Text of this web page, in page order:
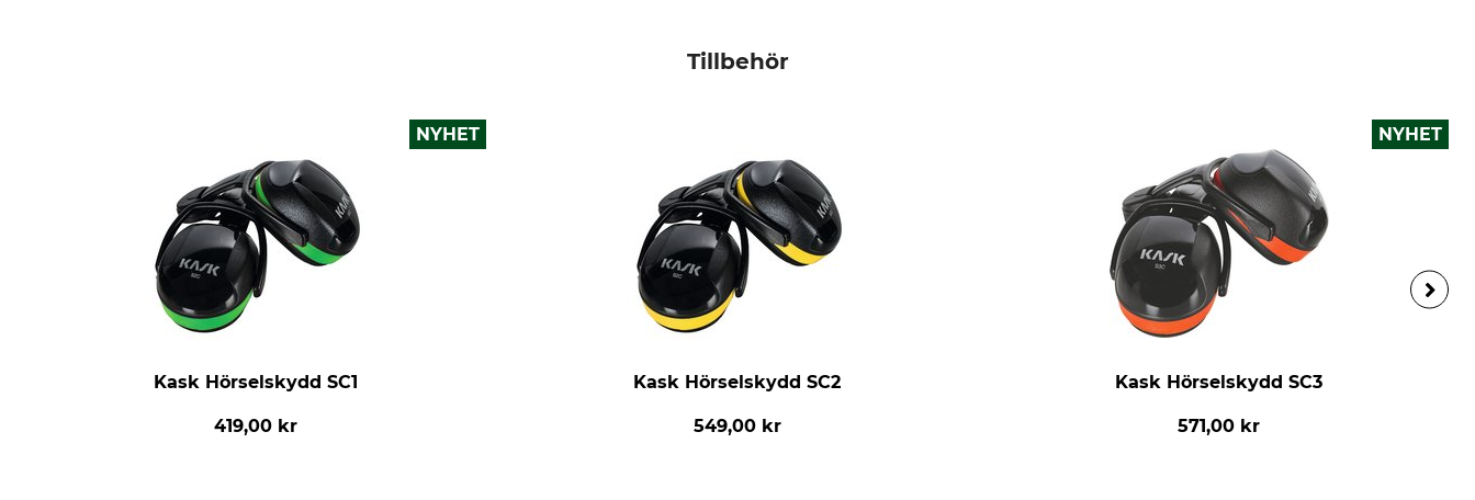
Tillbehör
NYHET
Kask Hörselskydd SC1
419,00 kr
Kask Hörselskydd SC2
549,00 kr
NYHET
Kask Hörselskydd SC3
571,00 kr